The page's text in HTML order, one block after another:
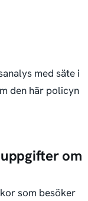
med säte i
den här policyn
om
som besöker